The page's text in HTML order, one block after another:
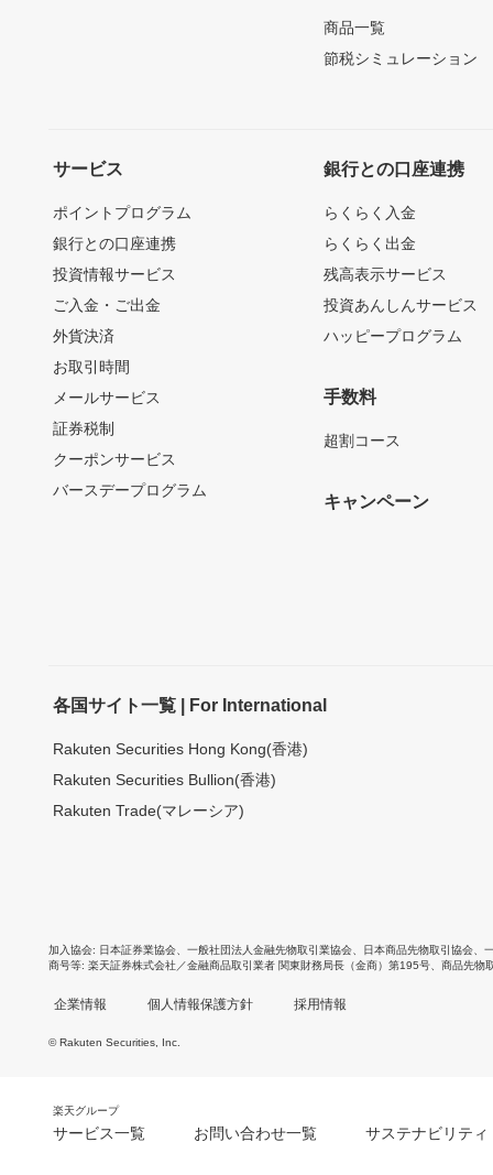
商品一覧
節税シミュレーション
サービス
ポイントプログラム
銀行との口座連携
投資情報サービス
ご入金・ご出金
外貨決済
お取引時間
メールサービス
証券税制
クーポンサービス
バースデープログラム
銀行との口座連携
らくらく入金
らくらく出金
残高表示サービス
投資あんしんサービス
ハッピープログラム
手数料
超割コース
キャンペーン
各国サイト一覧 | For International
Rakuten Securities Hong Kong(香港)
Rakuten Securities Bullion(香港)
Rakuten Trade(マレーシア)
加入協会 日本証券業協会 一般社団法人金融先物取引業協会 日本商品先物取引協会
商号等 楽天証券株式会社／金融商品取引業者 関東財務局長（金商）第195号、商品先物
企業情報 個人情報保護方針 採用情報
© Rakuten Securities, Inc.
楽天グループ
サービス一覧 お問い合わせ一覧 サステナビリティ